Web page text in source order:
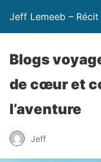
Jeff Lemeeb –
Blogs
de cœur et
l’aventure
Jeff